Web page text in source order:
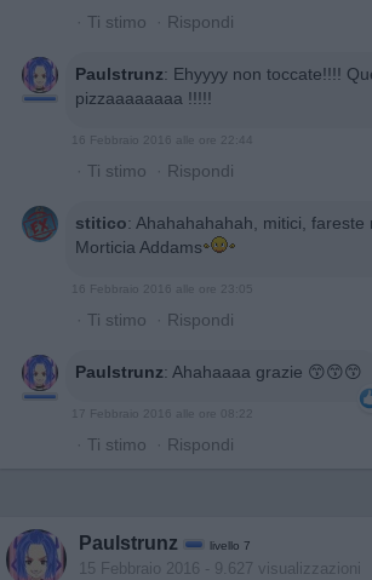
· Ti stimo · Rispondi
Paulstrunz: Ehyyyy non toccate!!!!
pizzaaaaaaaa !!!!!
16 Febbraio 2016 alle ore 22:44
· Ti stimo · Rispondi
stitico: Ahahahahahah, mitici, fareste
Morticia Addams
16 Febbraio 2016 alle ore 23:05
· Ti stimo · Rispondi
Paulstrunz: Ahahaaaa grazie 😙😙😙
17 Febbraio 2016 alle ore 08:22
· Ti stimo · Rispondi
Paulstrunz livello 7
15 Febbraio 2016 - 9.627 visualizzazioni